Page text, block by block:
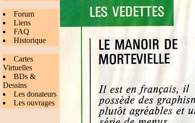
Forum
Liens
FAQ
Historique
Cartes
Virtuelles
BDs &
Dessins
Les donateurs
Les ouvrages